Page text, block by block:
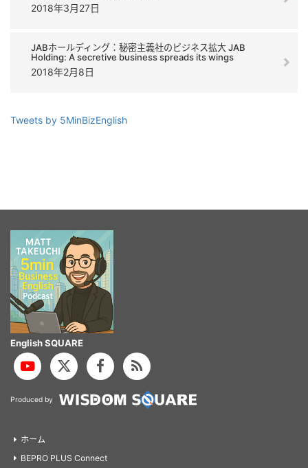
2018年3月27日
JABホールディング：秘密主義社のビジネス拡大 JAB
Holding: A secretive business spreads its wings
2018年2月8日
Tweets by 5MinBizEnglish
English SQUARE
Produced by
ホーム
BEPRO PLUS Connect